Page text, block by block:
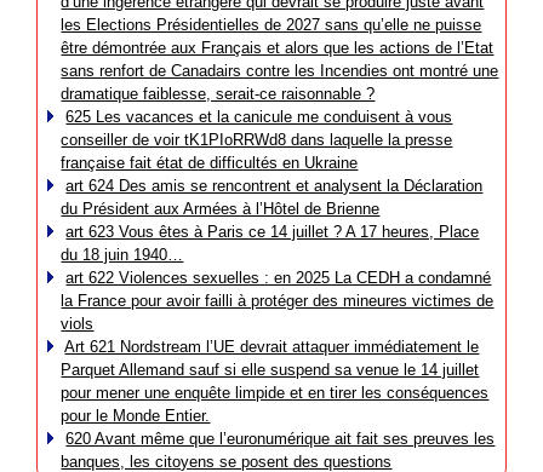
les Elections Présidentielles de 2027 sans qu’elle ne puisse
être démontrée aux Français et alors que les actions de l’Etat
sans renfort de Canadairs contre les Incendies ont montré une
dramatique faiblesse, serait-ce raisonnable ?
625 Les vacances et la canicule me conduisent à vous
conseiller de voir tK1PIoRRWd8 dans laquelle la presse
française fait état de difficultés en Ukraine
art 624 Des amis se rencontrent et analysent la Déclaration
du Président aux Armées à l’Hôtel de Brienne
art 623 Vous êtes à Paris ce 14 juillet ? A 17 heures, Place
du 18 juin 1940…
art 622 Violences sexuelles : en 2025 La CEDH a condamné
la France pour avoir failli à protéger des mineures victimes de
viols
Art 621 Nordstream l’UE devrait attaquer immédiatement le
Parquet Allemand sauf si elle suspend sa venue le 14 juillet
pour mener une enquête limpide et en tirer les conséquences
pour le Monde Entier.
620 Avant même que l’euronumérique ait fait ses preuves les
banques, les citoyens se posent des questions